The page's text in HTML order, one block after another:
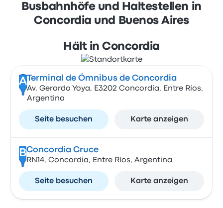
Busbahnhöfe und Haltestellen in
Concordia und Buenos Aires
Hält in Concordia
A Terminal de Ómnibus de Concordia
Av. Gerardo Yoya, E3202 Concordia, Entre Ríos,
Argentina
Seite besuchen Karte anzeigen
BConcordia Cruce
RN14, Concordia, Entre Ríos, Argentina
Seite besuchen Karte anzeigen